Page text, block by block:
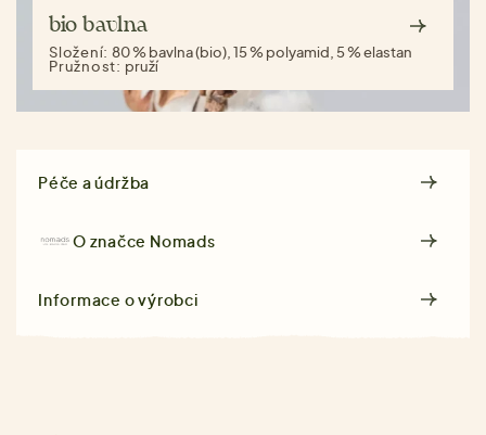
bio bavlna
Složení:80 % bavlna (bio), 15 % polyamid, 5 % elastan
Pružnost: pruží
Péče a údržba
O značce Nomads
Informace o výrobci